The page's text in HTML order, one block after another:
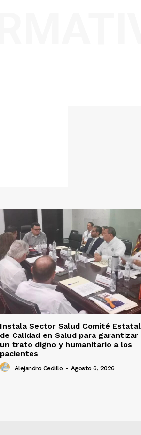
Instala Sector Salud Comité Estatal
de Calidad en Salud para garantizar
un trato digno y humanitario a los
pacientes
Alejandro Cedillo - Agosto 6, 2026